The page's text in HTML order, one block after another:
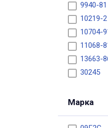
9940-81
10219-2
10704-
11068-
13663-
30245
Марка